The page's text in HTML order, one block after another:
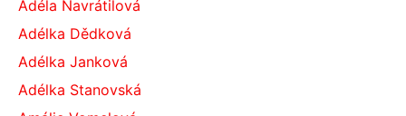
Adéla Navrátilová
Adélka Dědková
Adélka Janková
Adélka Stanovská